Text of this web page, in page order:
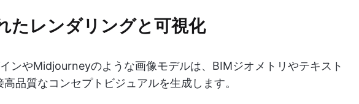
たレンダリングと可視化
ンやMidjourneyのような画像モデルは、BIMジオメトリやテキスト
品質なコンセプトビジュアルを生成します。